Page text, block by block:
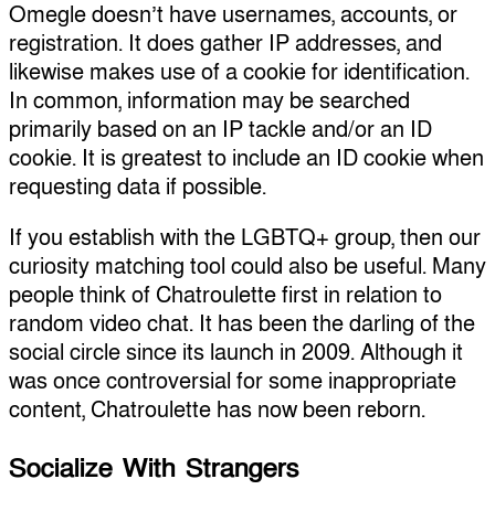
Omegle doesn’t have usernames, accounts, or
registration. It does gather IP addresses, and
likewise makes use of a cookie for identification.
In common, information may be searched
primarily based on an IP tackle and/or an ID
cookie. It is greatest to include an ID cookie when
requesting data if possible.
If you establish with the LGBTQ+ group, then our
curiosity matching tool could also be useful. Many
people think of Chatroulette first in relation to
random video chat. It has been the darling of the
social circle since its launch in 2009. Although it
was once controversial for some inappropriate
content, Chatroulette has now been reborn.
Socialize With Strangers